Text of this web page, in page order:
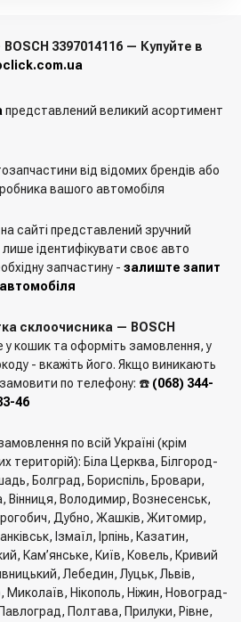
3397014116 — Купуйте в
представлений великий асортимент
від відомих брендів або
вашого автомобіля
сайті представлений зручний
ідентифікувати своє авто
запчастину - залиште запит
склоочисника — BOSCH
у кошик та оформіть замовлення, у
- вкажіть його. Якщо виникають
по телефону: ☎️ (068) 344-
46
по всій Україні (крім
територій): Біла Церква, Білгород-
Болград, Бориспіль, Бровари,
Вінниця, Володимир, Вознесенськ,
Дубно, Жашків, Житомир,
Ізмаїл, Ірпінь, Казатин,
Кам’янське, Київ, Ковель, Кривий
Лебедин, Луцьк, Львів,
Нікополь, Ніжин, Новоград-
Полтава, Прилуки, Рівне,